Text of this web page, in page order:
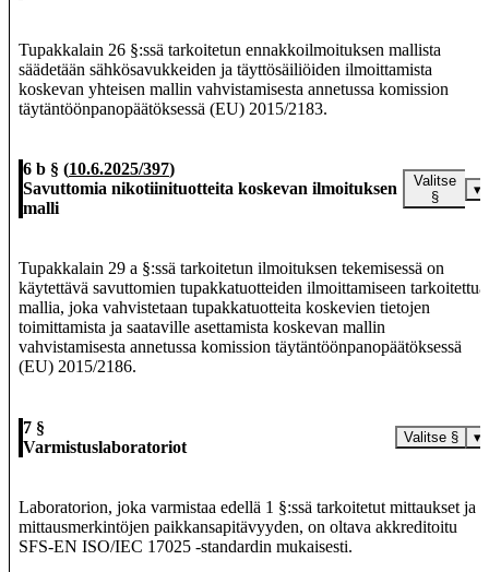
Tupakkalain 26 §:ssä tarkoitetun ennakkoilmoituksen mallista
säädetään sähkösavukkeiden ja täyttösäiliöiden ilmoittamista
koskevan yhteisen mallin vahvistamisesta annetussa komission
täytäntöönpanopäätöksessä (EU) 2015/2183.
6 b § (10.6.2025/397)
Savuttomia nikotiinituotteita koskevan ilmoituksen
malli
Valitse
§
▾
Tupakkalain 29 a §:ssä tarkoitetun ilmoituksen tekemisessä on
käytettävä savuttomien tupakkatuotteiden ilmoittamiseen tarkoitettua
mallia, joka vahvistetaan tupakkatuotteita koskevien tietojen
toimittamista ja saataville asettamista koskevan mallin
vahvistamisesta annetussa komission täytäntöönpanopäätöksessä
(EU) 2015/2186.
7 §
Varmistuslaboratoriot
Valitse § ▾
Laboratorion, joka varmistaa edellä 1 §:ssä tarkoitetut mittaukset ja
mittausmerkintöjen paikkansapitävyyden, on oltava akkreditoitu
SFS-EN ISO/IEC 17025 -standardin mukaisesti.